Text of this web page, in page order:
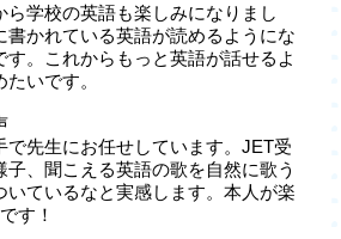
ら学校の英語も楽しみになりまし
書かれている英語が読めるようにな
す。これからもっと英語が話せるよ
いです。
で先生にお任せしています。JET受
、聞こえる英語の歌を自然に歌う
いているなと実感します。本人が楽
す！